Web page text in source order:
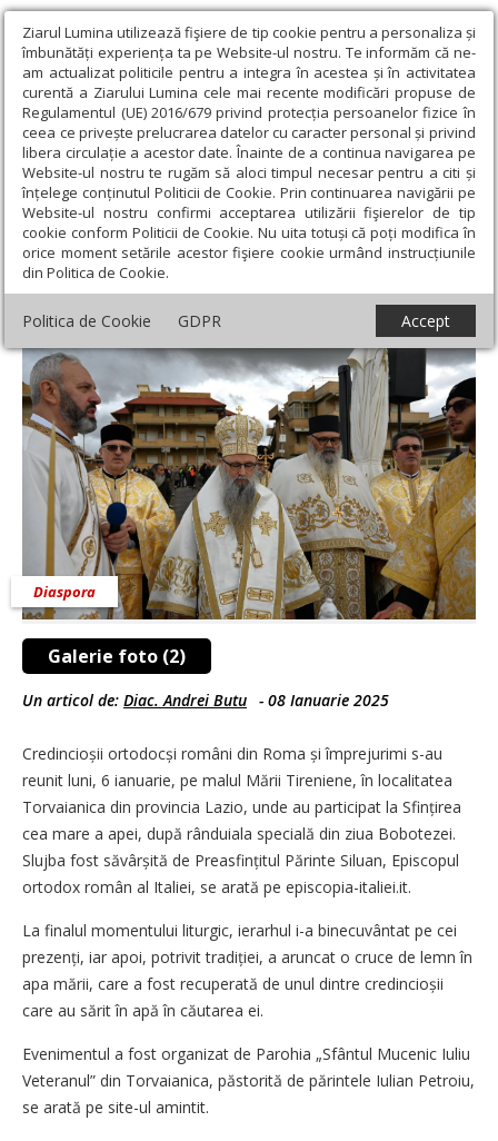
Ziarul Lumina utilizează fişiere de tip cookie pentru a personaliza și
îmbunătăți experiența ta pe Website-ul nostru. Te informăm că ne-
am actualizat politicile pentru a integra în acestea și în activitatea
curentă a Ziarului Lumina cele mai recente modificări propuse de
Regulamentul (UE) 2016/679 privind protecția persoanelor fizice în
ceea ce privește prelucrarea datelor cu caracter personal și privind
libera circulație a acestor date. Înainte de a continua navigarea pe
Website-ul nostru te rugăm să aloci timpul necesar pentru a citi și
înțelege conținutul Politicii de Cookie. Prin continuarea navigării pe
Website-ul nostru confirmi acceptarea utilizării fişierelor de tip
cookie conform Politicii de Cookie. Nu uita totuși că poți modifica în
orice moment setările acestor fişiere cookie urmând instrucțiunile
din Politica de Cookie.
Politica de Cookie GDPR Accept
Ziarul Lumina › Actualitate religioasă › Diaspora › Sfințirea apei
de Bobotează la malul Mării Tireniene
Sfințirea apei de Bobotează la malul Mării
Tireniene
Galerie foto (2)
Diaspora
Un articol de: Diac. Andrei Butu - 08 Ianuarie 2025
Credincioșii ortodocși români din Roma și împrejurimi s-au
reunit luni, 6 ianuarie, pe malul Mării Tireniene, în localitatea
Torvaianica din provincia Lazio, unde au participat la Sfințirea
cea mare a apei, după rânduiala specială din ziua Bobotezei.
Slujba fost săvâr­șită de Preasfințitul Părinte Siluan, Episcopul
ortodox român al Italiei, se arată pe episcopia-italiei.it.
La finalul momentului liturgic, ierarhul i-a binecuvântat pe cei
prezenți, iar apoi, potrivit tradiției, a aruncat o cruce de lemn în
apa mării, care a fost recuperată de unul dintre credincioșii
care au sărit în apă în căutarea ei.
Evenimentul a fost organizat de Parohia „Sfântul Mucenic Iuliu
Veteranul” din Torvaianica, păstorită de părintele Iulian Petroiu,
se arată pe site-ul amintit.